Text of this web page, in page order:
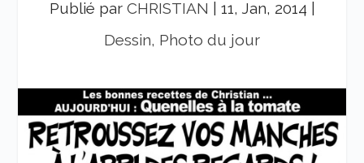
Publié par CHRISTIAN 11, Jan, 2014
Dessin, Photo du jour